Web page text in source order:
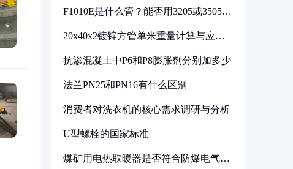
F1010E是什么管？能否用3205或3505代
20x40x2镀锌方管单米重量计算与应用
抗渗混凝土中P6和P8膨胀剂分别加多少
法兰PN25和PN16有什么区别
消费者对洗衣机的核心需求调研与分析
U型螺栓的国家标准
煤矿用电热取暖器是否符合防爆电气设